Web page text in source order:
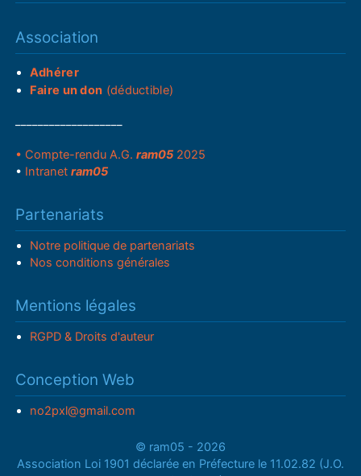
Association
Adhérer
Faire un don (déductible)
• Compte-rendu A.G.ram05 2025
• Intranetram05
Partenariats
Notre politique de partenariats
Nos conditions générales
Mentions légales
RGPD & Droits d'auteur
Conception Web
no2pxl@gmail.com
© ram05 - 2026
Association Loi 1901 déclarée en Préfecture le 11.02.82 (J.O.